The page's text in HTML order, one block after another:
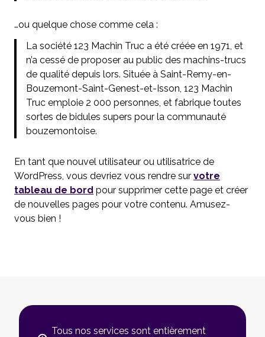
…ou quelque chose comme cela :
La société 123 Machin Truc a été créée en 1971, et
n’a cessé de proposer au public des machins-trucs
de qualité depuis lors. Située à Saint-Remy-en-
Bouzemont-Saint-Genest-et-Isson, 123 Machin
Truc emploie 2 000 personnes, et fabrique toutes
sortes de bidules supers pour la communauté
bouzemontoise.
En tant que nouvel utilisateur ou utilisatrice de
WordPress, vous devriez vous rendre sur votre
tableau de bord pour supprimer cette page et créer
de nouvelles pages pour votre contenu. Amusez-
vous bien !
Tous nos services sont entièrement